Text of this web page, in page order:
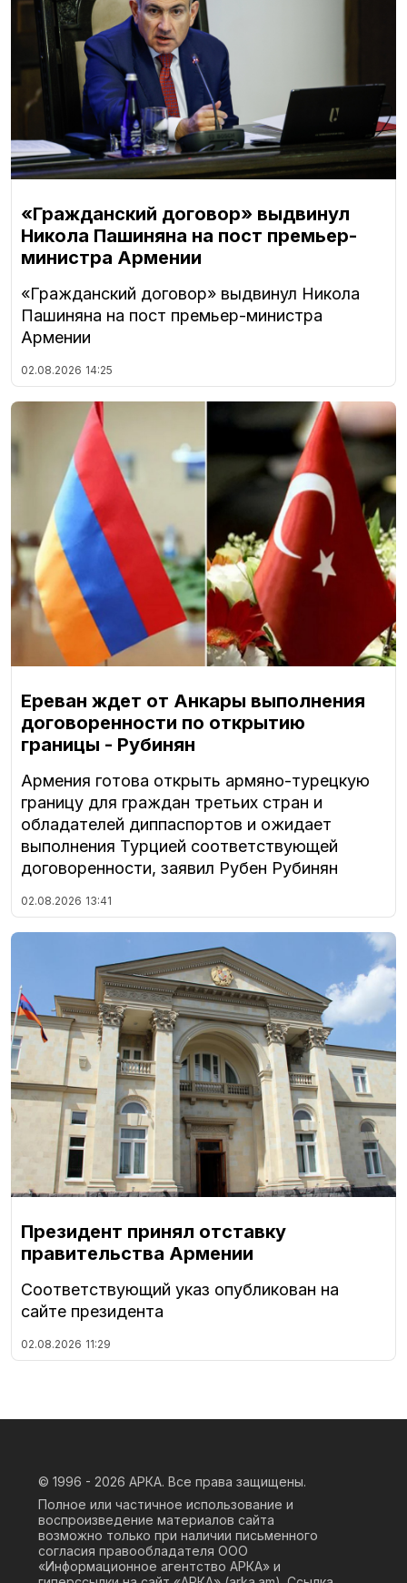
«Гражданский договор» выдвинул
Никола Пашиняна на пост премьер-
министра Армении
«Гражданский договор» выдвинул Никола
Пашиняна на пост премьер-министра
Армении
02.08.2026 14:25
Ереван ждет от Анкары выполнения
договоренности по открытию
границы - Рубинян
Армения готова открыть армяно-турецкую
границу для граждан третьих стран и
обладателей диппаспортов и ожидает
выполнения Турцией соответствующей
договоренности, заявил Рубен Рубинян
02.08.2026 13:41
Президент принял отставку
правительства Армении
Соответствующий указ опубликован на
сайте президента
02.08.2026 11:29
© 1996 - 2026 АРКА. Все права защищены.
Полное или частичное использование и
воспроизведение материалов сайта
возможно только при наличии письменного
согласия правообладателя ООО
«Информационное агентство АРКА» и